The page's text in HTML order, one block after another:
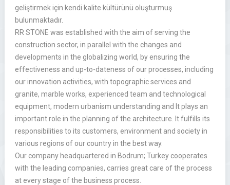
geliştirmek için kendi kalite kültürünü oluşturmuş
bulunmaktadır.
RR STONE was established with the aim of serving the
construction sector, in parallel with the changes and
developments in the globalizing world, by ensuring the
effectiveness and up-to-dateness of our processes, including
our innovation activities, with topographic services and
granite, marble works, experienced team and technological
equipment, modern urbanism understanding and It plays an
important role in the planning of the architecture. It fulfills its
responsibilities to its customers, environment and society in
various regions of our country in the best way.
Our company headquartered in Bodrum; Turkey cooperates
with the leading companies, carries great care of the process
at every stage of the business process.